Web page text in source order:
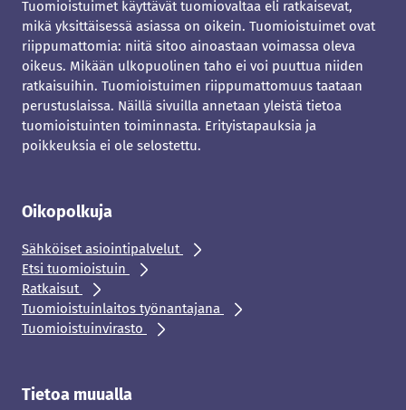
Tuomioistuimet käyttävät tuomiovaltaa eli ratkaisevat,
mikä yksittäisessä asiassa on oikein. Tuomioistuimet ovat
riippumattomia: niitä sitoo ainoastaan voimassa oleva
oikeus. Mikään ulkopuolinen taho ei voi puuttua niiden
ratkaisuihin. Tuomioistuimen riippumattomuus taataan
perustuslaissa. Näillä sivuilla annetaan yleistä tietoa
tuomioistuinten toiminnasta. Erityistapauksia ja
poikkeuksia ei ole selostettu.
Oikopolkuja
Sähköiset asiointipalvelut
Etsi tuomioistuin
Ratkaisut
Tuomioistuinlaitos työnantajana
Tuomioistuinvirasto
Tietoa muualla